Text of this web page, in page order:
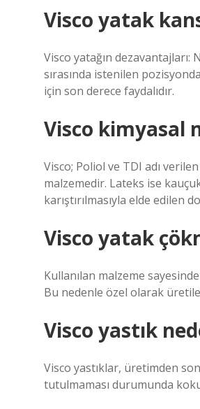
Visco yatak
Visco yatağın
sırasında istenilen
için son derece faydalıdır.
Visco kimyasal
Visco; Poliol ve TDI adı
malzemedir. Lateks ise
karıştırılmasıyla elde edilen
Visco yatak
Kullanılan malzeme
Bu nedenle özel olarak
Visco yastık
Visco yastıklar, üretimden
tutulmaması durumunda